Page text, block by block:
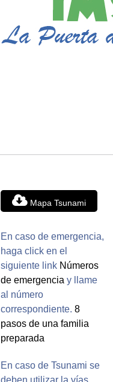
Mapa Tsunami
En caso de emergencia,
haga click en el
siguiente link Números
de emergencia y llame
al número
correspondiente. 8
pasos de una familia
preparada
En caso de Tsunami se
deben utilizar la vías